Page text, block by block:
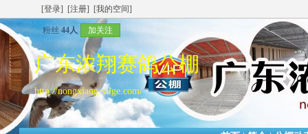
[登录] [注册] [我的空间]
粉丝 44人 加关注
广东浓翔赛鸽公棚
http://nongxiang.saige.com/